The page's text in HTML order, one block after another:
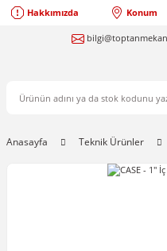
Hakkımızda Konum
Anasayfa Teknik Ürünler